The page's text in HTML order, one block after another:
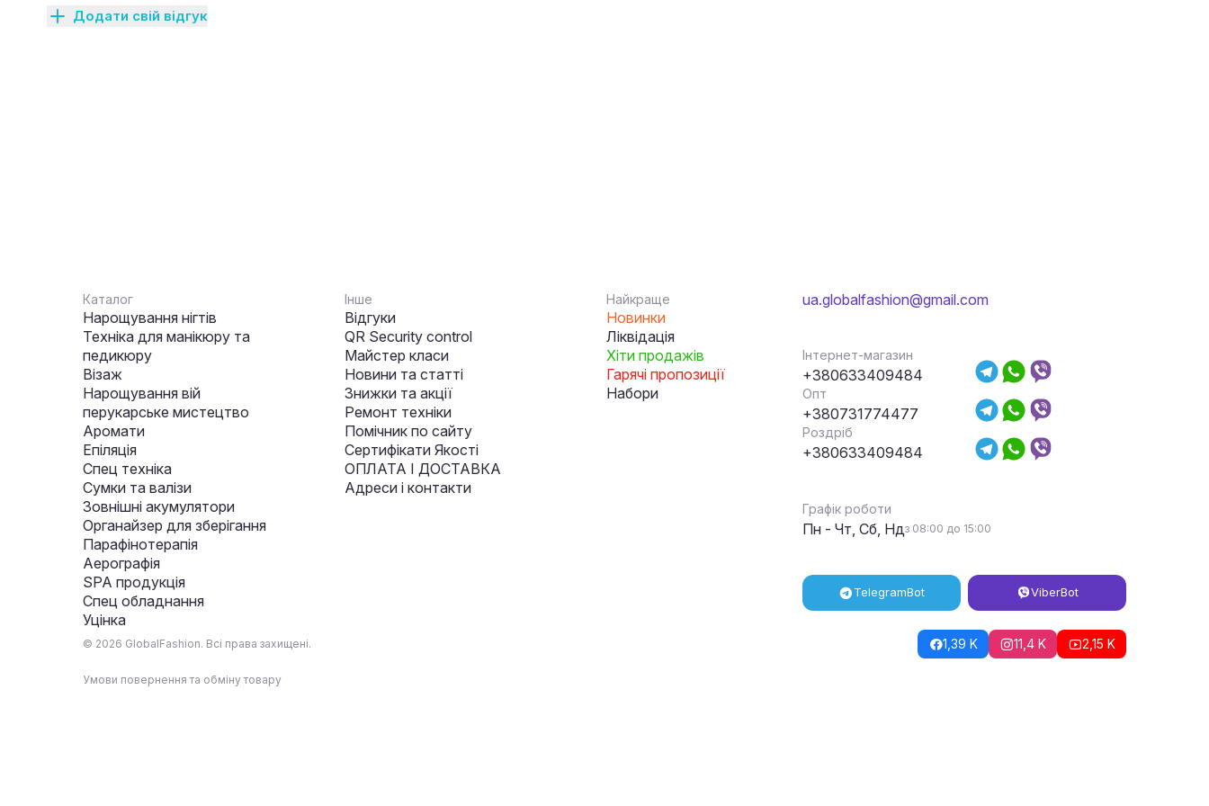
Додати свій відгук
Каталог
Нарощування нігтів
Техніка для манікюру та
педикюру
Візаж
Нарощування вій
перукарське мистецтво
Аромати
Епіляція
Спец техніка
Сумки та валізи
Зовнішні акумулятори
Органайзер для зберігання
Парафінотерапія
Аерографія
SPA продукція
Спец обладнання
Уцінка
Інше
Відгуки
QR Security control
Майстер класи
Новини та статті
Знижки та акції
Ремонт техніки
Помічник по сайту
Сертифікати Якості
ОПЛАТА І ДОСТАВКА
Адреси і контакти
Найкраще
Новинки
Ліквідація
Хіти продажів
Гарячі пропозиції
Набори
ua.globalfashion@gmail.com
Інтернет-магазин
+380633409484
Опт
+380731774477
Роздріб
+380633409484
Графік роботи
Пн - Чт, Сб, Ндз 08:00 до 15:00
TelegramBot ViberBot
© 2026 GlobalFashion. Всі права захищені. 1,39 K 11,4 K 2,15 K
Умови повернення та обміну товару